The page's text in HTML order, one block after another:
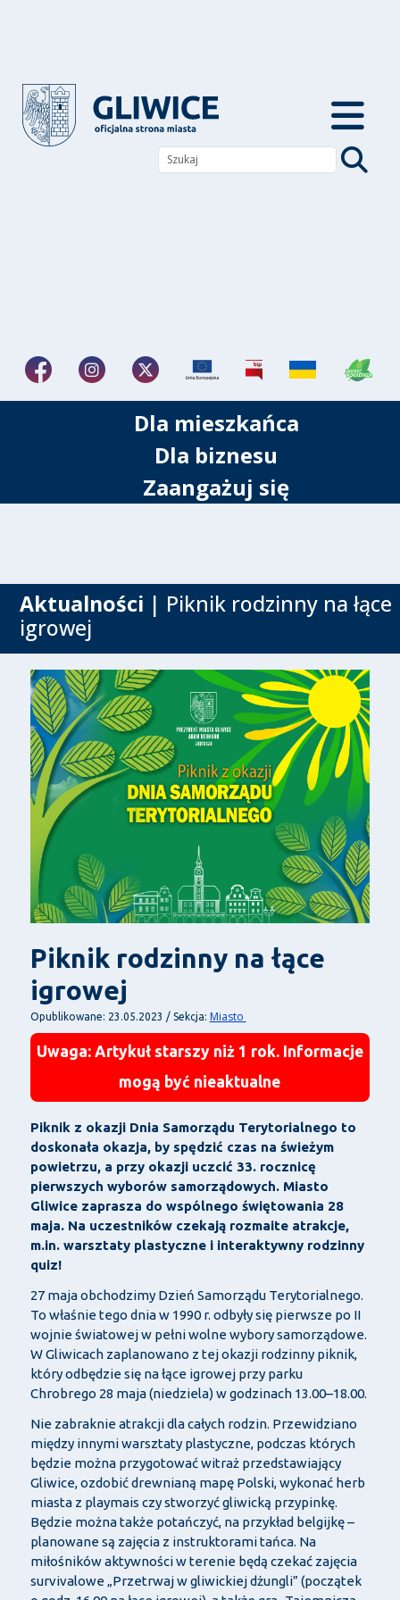
Dla mieszkańca
Dla biznesu
Zaangażuj się
Aktualności | Piknik rodzinny na łące
igrowej
Piknik rodzinny na łące
igrowej
Opublikowane: 23.05.2023 / Sekcja: Miasto
Uwaga: Artykuł starszy niż 1 rok. Informacje
mogą być nieaktualne
Piknik z okazji Dnia Samorządu Terytorialnego to
doskonała okazja, by spędzić czas na świeżym
powietrzu, a przy okazji uczcić 33. rocznicę
pierwszych wyborów samorządowych. Miasto
Gliwice zaprasza do wspólnego świętowania 28
maja. Na uczestników czekają rozmaite atrakcje,
m.in. warsztaty plastyczne i interaktywny rodzinny
quiz!
27 maja obchodzimy Dzień Samorządu Terytorialnego.
To właśnie tego dnia w 1990 r. odbyły się pierwsze po II
wojnie światowej w pełni wolne wybory samorządowe.
W Gliwicach zaplanowano z tej okazji rodzinny piknik,
który odbędzie się na łące igrowej przy parku
Chrobrego 28 maja (niedziela) w godzinach 13.00–18.00.
Nie zabraknie atrakcji dla całych rodzin. Przewidziano
między innymi warsztaty plastyczne, podczas których
będzie można przygotować witraż przedstawiający
Gliwice, ozdobić drewnianą mapę Polski, wykonać herb
miasta z playmais czy stworzyć gliwicką przypinkę.
Będzie można także potańczyć, na przykład belgijkę –
planowane są zajęcia z instruktorami tańca. Na
miłośników aktywności w terenie będą czekać zajęcia
survivalowe „Przetrwaj w gliwickiej dżungli” (początek